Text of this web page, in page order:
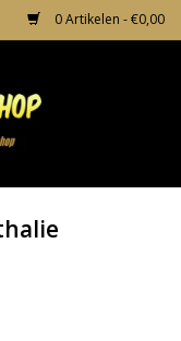
0 Artikelen - €0,00